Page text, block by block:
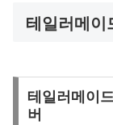
테일러메이
테일러메이
버